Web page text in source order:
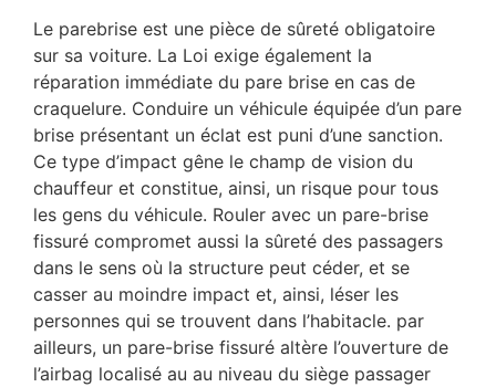
Le parebrise est une pièce de sûreté obligatoire
sur sa voiture. La Loi exige également la
réparation immédiate du pare brise en cas de
craquelure. Conduire un véhicule équipée d’un pare
brise présentant un éclat est puni d’une sanction.
Ce type d’impact gêne le champ de vision du
chauffeur et constitue, ainsi, un risque pour tous
les gens du véhicule. Rouler avec un pare-brise
fissuré compromet aussi la sûreté des passagers
dans le sens où la structure peut céder, et se
casser au moindre impact et, ainsi, léser les
personnes qui se trouvent dans l’habitacle. par
ailleurs, un pare-brise fissuré altère l’ouverture de
l’airbag localisé au au niveau du siège passager